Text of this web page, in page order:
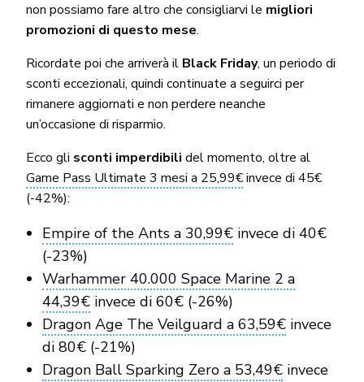
non possiamo fare altro che consigliarvi le migliori
promozioni di questo mese.
Ricordate poi che arriverà il Black Friday, un periodo di
sconti eccezionali, quindi continuate a seguirci per
rimanere aggiornati e non perdere neanche
un’occasione di risparmio.
Ecco gli sconti imperdibili del momento, oltre al
Game Pass Ultimate 3 mesi a 25,99€invece di 45€
(-42%):
Empire of the Ants a 30,99€invece di 40€
(-23%)
Warhammer 40.000 Space Marine 2 a
44,39€invece di 60€ (-26%)
Dragon Age The Veilguard a 63,59€invece
di 80€ (-21%)
Dragon Ball Sparking Zero a 53,49€invece